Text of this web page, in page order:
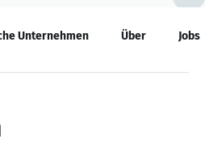
Unternehmen Über Jobs